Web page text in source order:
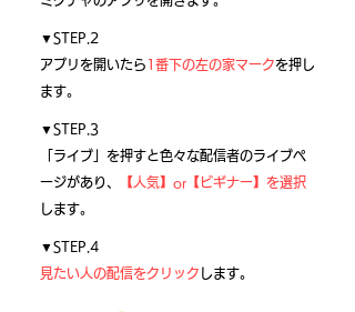
▼STEP.2
アプリを開いたら 1番下の左の家マークを押し
ます。
▼STEP.3
「ライブ」を押すと色々な配信者のライブペ
ージがあり、
【人気】or【ビギナー】を選択
します。
▼STEP.4
見たい人の配信をクリック します。